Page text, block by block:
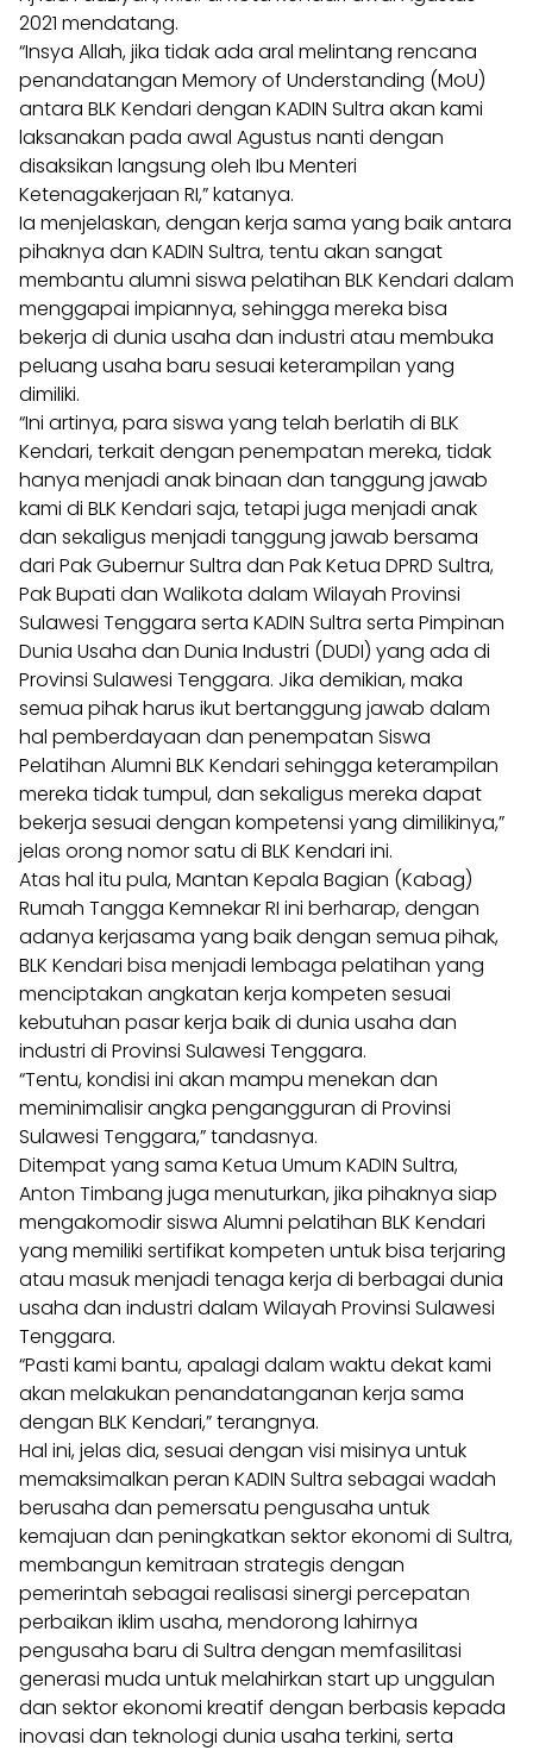
2021 mendatang.
“Insya Allah, jika tidak ada aral melintang rencana
penandatangan Memory of Understanding (MoU)
antara BLK Kendari dengan KADIN Sultra akan kami
laksanakan pada awal Agustus nanti dengan
disaksikan langsung oleh Ibu Menteri
Ketenagakerjaan RI,” katanya.
Ia menjelaskan, dengan kerja sama yang baik antara
pihaknya dan KADIN Sultra, tentu akan sangat
membantu alumni siswa pelatihan BLK Kendari dalam
menggapai impiannya, sehingga mereka bisa
bekerja di dunia usaha dan industri atau membuka
peluang usaha baru sesuai keterampilan yang
dimiliki.
“Ini artinya, para siswa yang telah berlatih di BLK
Kendari, terkait dengan penempatan mereka, tidak
hanya menjadi anak binaan dan tanggung jawab
kami di BLK Kendari saja, tetapi juga menjadi anak
dan sekaligus menjadi tanggung jawab bersama
dari Pak Gubernur Sultra dan Pak Ketua DPRD Sultra,
Pak Bupati dan Walikota dalam Wilayah Provinsi
Sulawesi Tenggara serta KADIN Sultra serta Pimpinan
Dunia Usaha dan Dunia Industri (DUDI) yang ada di
Provinsi Sulawesi Tenggara. Jika demikian, maka
semua pihak harus ikut bertanggung jawab dalam
hal pemberdayaan dan penempatan Siswa
Pelatihan Alumni BLK Kendari sehingga keterampilan
mereka tidak tumpul, dan sekaligus mereka dapat
bekerja sesuai dengan kompetensi yang dimilikinya,”
jelas orong nomor satu di BLK Kendari ini.
Atas hal itu pula, Mantan Kepala Bagian (Kabag)
Rumah Tangga Kemnekar RI ini berharap, dengan
adanya kerjasama yang baik dengan semua pihak,
BLK Kendari bisa menjadi lembaga pelatihan yang
menciptakan angkatan kerja kompeten sesuai
kebutuhan pasar kerja baik di dunia usaha dan
industri di Provinsi Sulawesi Tenggara.
“Tentu, kondisi ini akan mampu menekan dan
meminimalisir angka pengangguran di Provinsi
Sulawesi Tenggara,” tandasnya.
Ditempat yang sama Ketua Umum KADIN Sultra,
Anton Timbang juga menuturkan, jika pihaknya siap
mengakomodir siswa Alumni pelatihan BLK Kendari
yang memiliki sertifikat kompeten untuk bisa terjaring
atau masuk menjadi tenaga kerja di berbagai dunia
usaha dan industri dalam Wilayah Provinsi Sulawesi
Tenggara.
“Pasti kami bantu, apalagi dalam waktu dekat kami
akan melakukan penandatanganan kerja sama
dengan BLK Kendari,” terangnya.
Hal ini, jelas dia, sesuai dengan visi misinya untuk
memaksimalkan peran KADIN Sultra sebagai wadah
berusaha dan pemersatu pengusaha untuk
kemajuan dan peningkatkan sektor ekonomi di Sultra,
membangun kemitraan strategis dengan
pemerintah sebagai realisasi sinergi percepatan
perbaikan iklim usaha, mendorong lahirnya
pengusaha baru di Sultra dengan memfasilitasi
generasi muda untuk melahirkan start up unggulan
dan sektor ekonomi kreatif dengan berbasis kepada
inovasi dan teknologi dunia usaha terkini, serta